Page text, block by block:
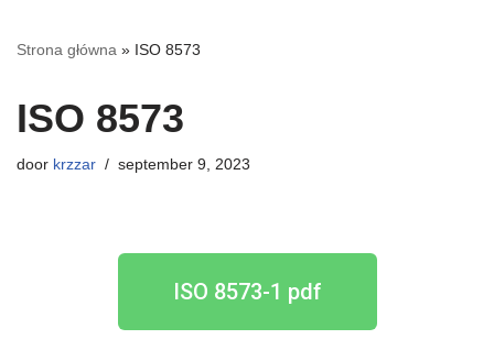
Strona główna » ISO 8573
ISO 8573
door krzzar september 9, 2023
ISO 8573-1 pdf